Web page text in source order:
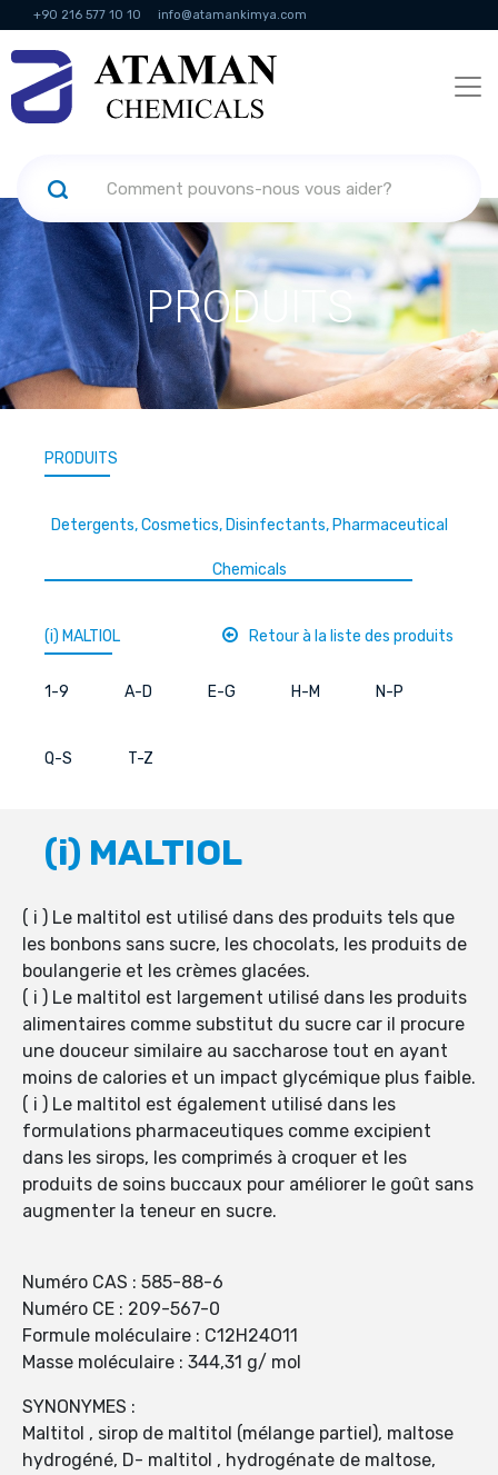
+90 216 577 10 10 info@atamankimya.com
KVKK Politikası Services de la société de l'information
humaines
PRODUITS
PRODUITS
Detergents, Cosmetics, Disinfectants, Pharmaceutical
Chemicals
(i) MALTIOL Retour à la liste des produits
1-9 A-D E-G H-M N-P
Q-S T-Z
(i) MALTIOL
( i ) Le maltitol est utilisé dans des produits tels que
les bonbons sans sucre, les chocolats, les produits de
boulangerie et les crèmes glacées.
( i ) Le maltitol est largement utilisé dans les produits
alimentaires comme substitut du sucre car il procure
une douceur similaire au saccharose tout en ayant
moins de calories et un impact glycémique plus faible.
( i ) Le maltitol est également utilisé dans les
formulations pharmaceutiques comme excipient
dans les sirops, les comprimés à croquer et les
produits de soins buccaux pour améliorer le goût sans
augmenter la teneur en sucre.
Numéro CAS : 585-88-6
Numéro CE : 209-567-0
Formule moléculaire : C12H24O11
Masse moléculaire : 344,31 g/ mol
SYNONYMES :
Maltitol , sirop de maltitol (mélange partiel), maltose
hydrogéné, D- maltitol , hydrogénate de maltose,